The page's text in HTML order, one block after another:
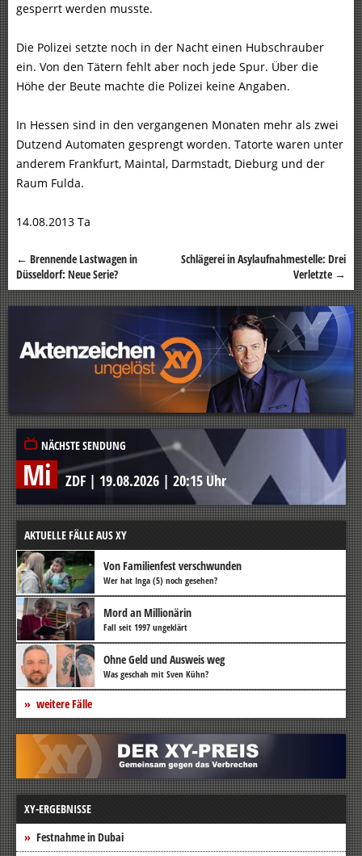
gesperrt werden musste.
Die Polizei setzte noch in der Nacht einen Hubschrauber
ein. Von den Tätern fehlt aber noch jede Spur. Über die
Höhe der Beute machte die Polizei keine Angaben.
In Hessen sind in den vergangenen Monaten mehr als zwei
Dutzend Automaten gesprengt worden. Tatorte waren unter
anderem Frankfurt, Maintal, Darmstadt, Dieburg und der
Raum Fulda.
14.08.2013 Ta
Beitragsnavigation
← Brennende Lastwagen in
Düsseldorf: Neue Serie?
Schlägerei in Asylaufnahmestelle: Drei
Verletzte →
NÄCHSTE SENDUNG
Mi ZDF | 19.08.2026 | 20:15 Uhr
AKTUELLE FÄLLE AUS XY
Von Familienfest verschwunden
Wer hat Inga (5) noch gesehen?
Mord an Millionärin
Fall seit 1997 ungeklärt
Ohne Geld und Ausweis weg
Was geschah mit Sven Kühn?
weitere Fälle
XY-ERGEBNISSE
Festnahme in Dubai